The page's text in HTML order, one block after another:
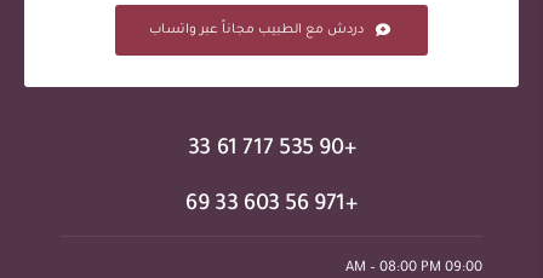
دردش مع الطبيب مجاناً عبر واتساب
+90 535 717 61 33
+971 56 603 33 69
09:00 AM – 08:00 PM